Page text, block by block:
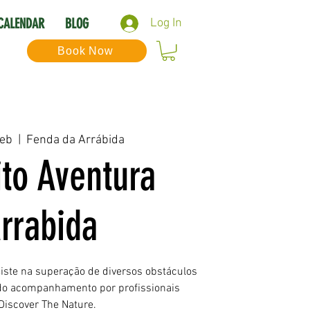
Log In
BLOG
Book Now
Fenda da Arrábida
Aventura
na superação de diversos obstáculos
acompanhamento por profissionais
The Nature.